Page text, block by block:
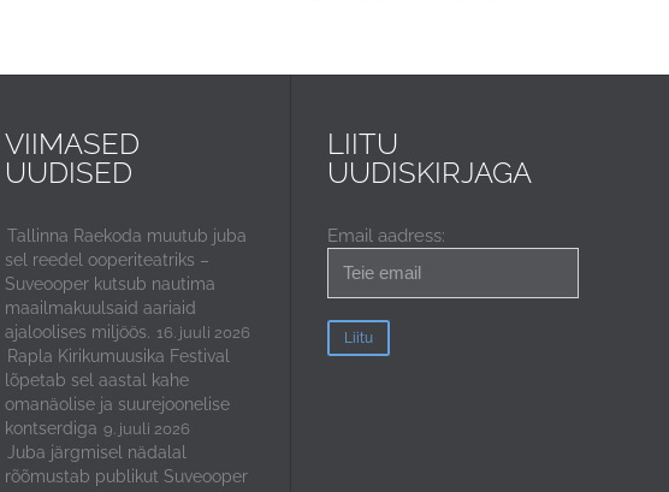
VIIMASED
UUDISED
Tallinna Raekoda muutub juba
sel reedel ooperiteatriks –
Suveooper kutsub nautima
maailmakuulsaid aariaid
ajaloolises miljöös. 16. juuli 2026
Rapla Kirikumuusika Festival
lõpetab sel aastal kahe
omanäolise ja suurejoonelise
kontserdiga 9. juuli 2026
Juba järgmisel nädalal
rõõmustab publikut Suveooper
LIITU
UUDISKIRJAGA
Email aadress: